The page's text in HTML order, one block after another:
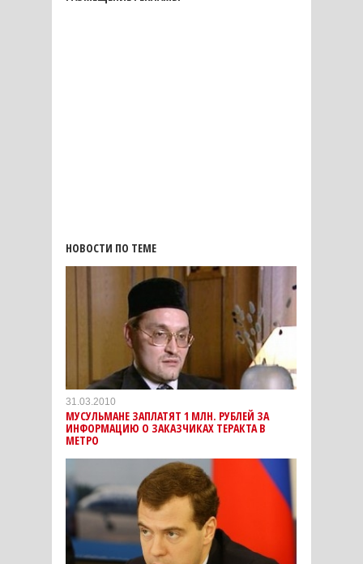
НОВОСТИ ПО ТЕМЕ
31.03.2010
МУСУЛЬМАНЕ ЗАПЛАТЯТ 1 МЛН. РУБЛЕЙ ЗА
ИНФОРМАЦИЮ О ЗАКАЗЧИКАХ ТЕРАКТА В
МЕТРО